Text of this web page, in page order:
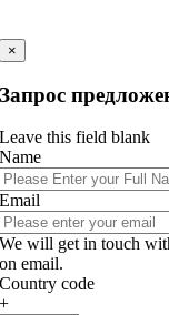
×
Запрос
Leave this field blank
Name
Email
We will get in touch
on email.
Country code
+